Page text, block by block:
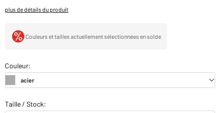
plus de détails du produit
Couleurs et tailles actuellement sélectionnées en solde